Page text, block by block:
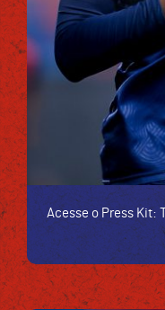
Acesse o Press Kit: